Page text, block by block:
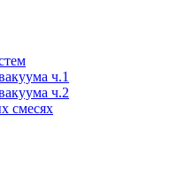
ч.1
ч.2
смесях